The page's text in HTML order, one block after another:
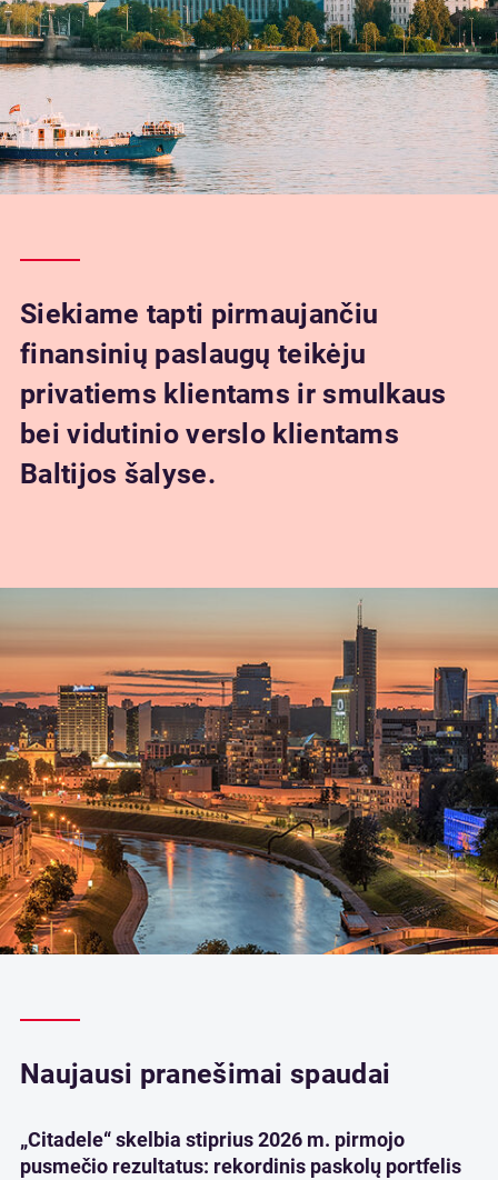
Siekiame tapti pirmaujančiu
finansinių paslaugų teikėju
privatiems klientams ir smulkaus
bei vidutinio verslo klientams
Baltijos šalyse.
Naujausi pranešimai spaudai
„Citadele“ skelbia stiprius 2026 m. pirmojo
pusmečio rezultatus: rekordinis paskolų portfelis